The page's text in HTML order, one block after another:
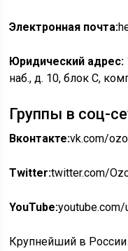
Электронная почта:
Юридический адрес:
наб., д. 10, блок С,
Группы в соц-
Вконтакте:vk.com/
Twitter:twitter.com/
YouTube:
Крупнейший в России